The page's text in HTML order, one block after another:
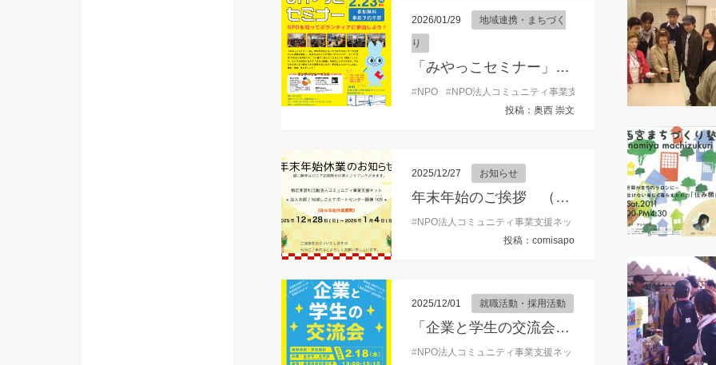
2026/01/29 地域連携・まちづく
り
「みやっこセミナー」開催のお知らせ
#NPO #NPO法人コミュニティ事業支援ネット #お知らせ
こみサ
投稿：奥西 崇文
2025/12/27 お知らせ
年末年始のご挨拶 （理事長 東朋子）
#NPO法人コミュニティ事業支援ネット こみサポ #コミュニティ
投稿：comisapo
2025/12/01 就職活動・採用活動
「企業と学生の交流会」参加学生募集！
#NPO法人コミュニティ事業支援ネット イベント #キャリア形成